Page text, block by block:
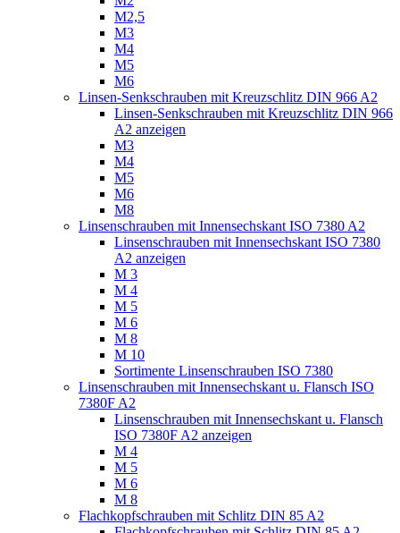
M2,5
M3
M4
M5
M6
Linsen-Senkschrauben mit Kreuzschlitz DIN 966 A2
Linsen-Senkschrauben mit Kreuzschlitz DIN 966
A2 anzeigen
M3
M4
M5
M6
M8
Linsenschrauben mit Innensechskant ISO 7380 A2
Linsenschrauben mit Innensechskant ISO 7380
A2 anzeigen
M 3
M 4
M 5
M 6
M 8
M 10
Sortimente Linsenschrauben ISO 7380
Linsenschrauben mit Innensechskant u. Flansch ISO
7380F A2
Linsenschrauben mit Innensechskant u. Flansch
ISO 7380F A2 anzeigen
M 4
M 5
M 6
M 8
Flachkopfschrauben mit Schlitz DIN 85 A2